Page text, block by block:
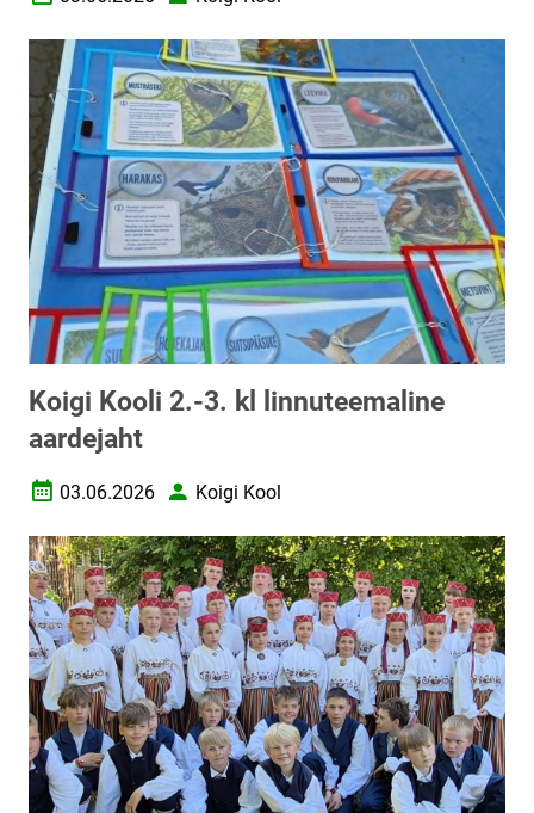
Loomise kuupäevAutor
Koigi Kooli 2.-3. kl linnuteemaline
aardejaht
Loomise kuupäev
03.06.2026 AutorKoigi Kool